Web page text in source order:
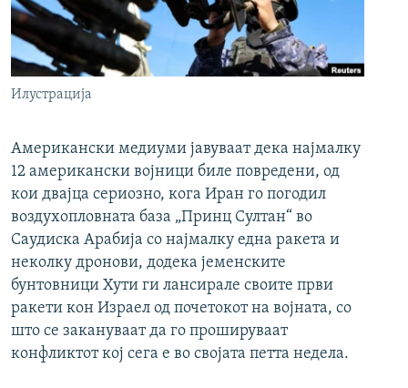
Илустрација
Американски медиуми јавуваат дека најмалку
12 американски војници биле повредени, од
кои двајца сериозно, кога Иран го погодил
воздухопловната база „Принц Султан“ во
Саудиска Арабија со најмалку една ракета и
неколку дронови, додека јеменските
бунтовници Хути ги лансирале своите први
ракети кон Израел од почетокот на војната, со
што се закануваат да го прошируваат
конфликтот кој сега е во својата петта недела.